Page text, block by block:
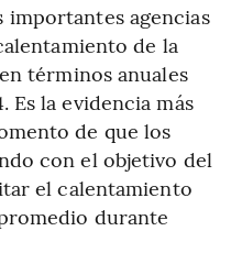
agencias
de la
términos anuales
Es la evidencia más
de que los
con el objetivo del
el calentamiento
durante